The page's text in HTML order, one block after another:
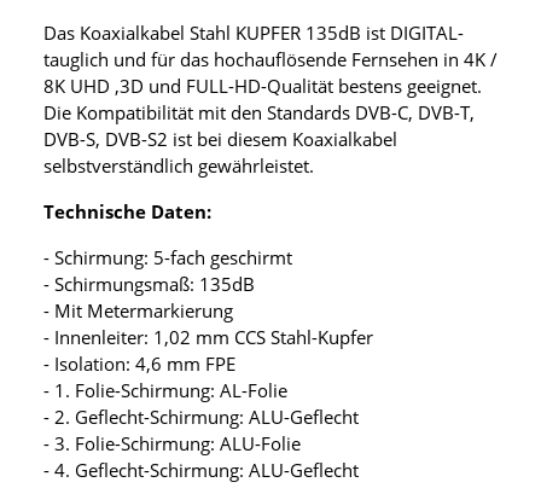
Das Koaxialkabel Stahl KUPFER 135dB ist DIGITAL-
tauglich und für das hochauflösende Fernsehen in 4K /
8K UHD ,3D und FULL-HD-Qualität bestens geeignet.
Die Kompatibilität mit den Standards DVB-C, DVB-T,
DVB-S, DVB-S2 ist bei diesem Koaxialkabel
selbstverständlich gewährleistet.
Technische Daten:
- Schirmung: 5-fach geschirmt
- Schirmungsmaß: 135dB
- Mit Metermarkierung
- Innenleiter: 1,02 mm CCS Stahl-Kupfer
- Isolation: 4,6 mm FPE
- 1. Folie-Schirmung: AL-Folie
- 2. Geflecht-Schirmung: ALU-Geflecht
- 3. Folie-Schirmung: ALU-Folie
- 4. Geflecht-Schirmung: ALU-Geflecht